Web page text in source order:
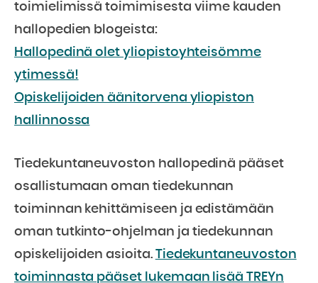
toimielimissä toimimisesta viime kauden
hallopedien blogeista:
Hallopedinä olet yliopistoyhteisömme
ytimessä!
Opiskelijoiden äänitorvena yliopiston
hallinnossa
Tiedekuntaneuvoston hallopedinä pääset
osallistumaan oman tiedekunnan
toiminnan kehittämiseen ja edistämään
oman tutkinto-ohjelman ja tiedekunnan
opiskelijoiden asioita. Tiedekuntaneuvoston
toiminnasta pääset lukemaan lisää TREYn